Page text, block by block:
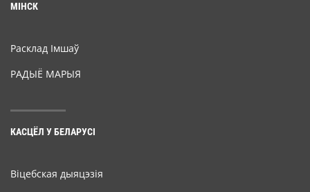
МІНСК
Расклад Імшаў
РАДЫЁ МАРЫЯ
КАСЦЁЛ У БЕЛАРУСІ
Віцебская дыяцэзія